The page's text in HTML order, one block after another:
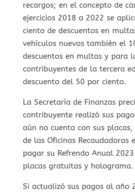
recargos; en el concepto de
ejercicios 2018 a 2022 se
ciento de descuentos en
vehículos nuevos también el
descuentos en multas y para
contribuyentes de la tercera
descuento del 50 por ciento.
La Secretaría de Finanzas
contribuyente realizó sus
aún no cuenta con sus
de las Oficinas Recaudadoras
pagar su Refrendo Anual
placas gratuitas y holograma.
Si actualizó sus pagos al año